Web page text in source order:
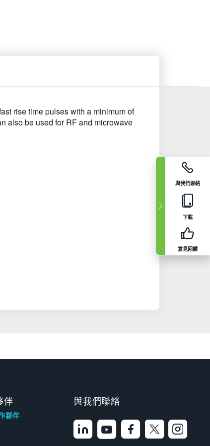
與我們聯絡
下載
意見回饋
rise time pulses with a minimum of
also be used for RF and microwave
伴
夥伴
與我們聯絡